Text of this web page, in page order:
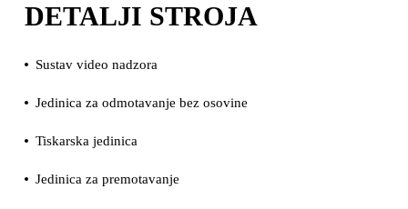
DETALJI STROJA
Sustav video nadzora
Jedinica za odmotavanje bez osovine
Tiskarska jedinica
Jedinica za premotavanje